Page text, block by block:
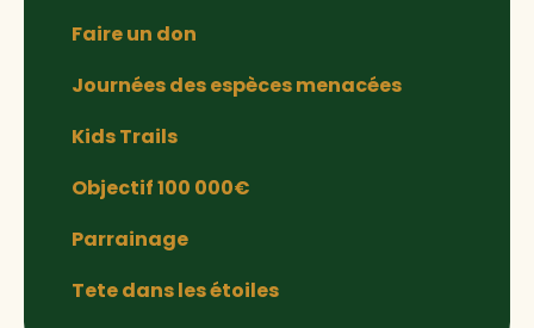
Faire un don
Journées des espèces menacées
Kids Trails
Objectif 100 000€
Parrainage
Tete dans les étoiles